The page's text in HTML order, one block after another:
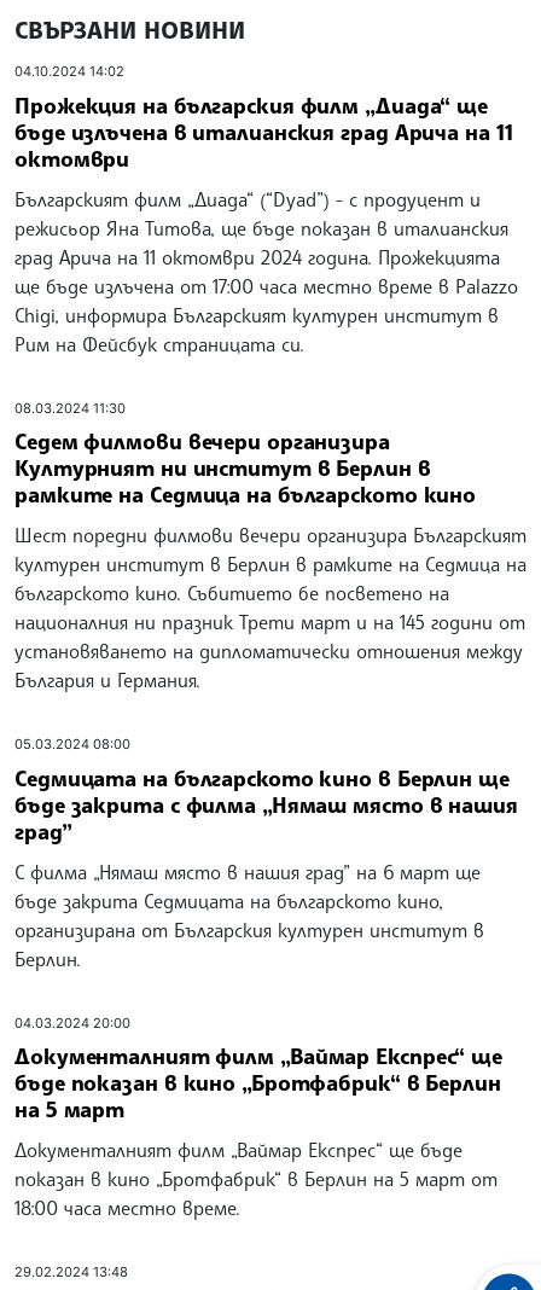
СВЪРЗАНИ НОВИНИ
04.10.2024 14:02
Прожекция на българския филм „Диада“ ще
бъде излъчена в италианския град Арича на 11
октомври
Българският филм „Диада“ (“Dyad”) - с продуцент и
режисьор Яна Титова, ще бъде показан в италианския
град Арича на 11 октомври 2024 година. Прожекцията
ще бъде излъчена от 17:00 часа местно време в Palazzo
Chigi, информира Българският културен институт в
Рим на Фейсбук страницата си.
08.03.2024 11:30
Седем филмови вечери организира
Културният ни институт в Берлин в
рамките на Седмица на българското кино
Шест поредни филмови вечери организира Българският
културен институт в Берлин в рамките на Седмица на
българското кино. Събитието бе посветено на
националния ни празник Трети март и на 145 години от
установяването на дипломатически отношения между
България и Германия.
05.03.2024 08:00
Седмицата на българското кино в Берлин ще
бъде закрита с филма „Нямаш място в нашия
град”
С филма „Нямаш място в нашия град” на 6 март ще
бъде закрита Седмицата на българското кино,
организирана от Българския културен институт в
Берлин.
04.03.2024 20:00
Документалният филм „Ваймар Експрес“ ще
бъде показан в кино „Бротфабрик“ в Берлин
на 5 март
Документалният филм „Ваймар Експрес“ ще бъде
показан в кино „Бротфабрик“ в Берлин на 5 март от
18:00 часа местно време.
29.02.2024 13:48